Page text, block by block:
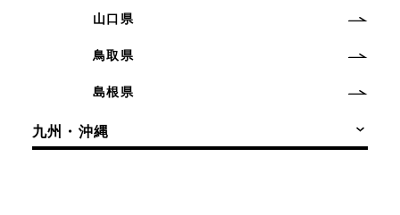
山口県
鳥取県
島根県
九州・沖縄